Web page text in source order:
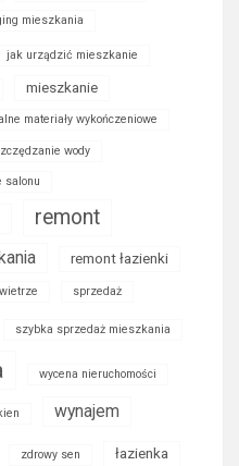
mieszkania
jak urządzić mieszkanie
mieszkanie
materiały wykończeniowe
wody
salonu
remont
remont łazienki
sprzedaż
szybka sprzedaż mieszkania
wycena nieruchomości
wynajem
zdrowy sen łazienka